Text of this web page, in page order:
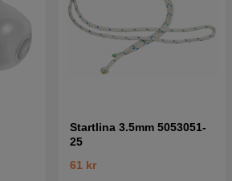
Startlina 3.5mm 5053051-
25
61 kr